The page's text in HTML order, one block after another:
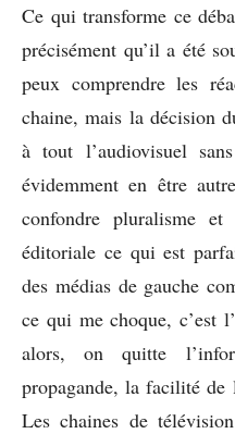
Ce qui transforme ce
précisément qu’il a été
peux comprendre les
chaine, mais la décision
à tout l’audiovisuel
évidemment en être
confondre pluralisme
éditoriale ce qui est
des médias de gauche
ce qui me choque, c’est
alors, on quitte
propagande, la facilité
Les chaines de